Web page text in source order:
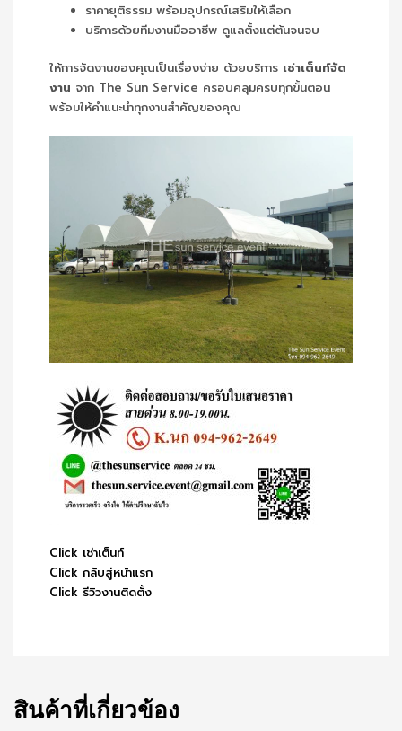
ราคายุติธรรม พร้อมอุปกรณ์เสริมให้เลือก
บริการด้วยทีมงานมืออาชีพ ดูแลตั้งแต่ต้นจนจบ
ให้การจัดงานของคุณเป็นเรื่องง่าย ด้วยบริการ เช่าเต็นท์จัด
งาน จาก The Sun Service ครอบคลุมครบทุกขั้นตอน
พร้อมให้คำแนะนำทุกงานสำคัญของคุณ
Click เช่าเต็นท์
Click กลับสู่หน้าแรก
Click รีวิวงานติดตั้ง
สินค้าที่เกี่ยวข้อง